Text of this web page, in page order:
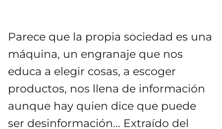
Parece que la propia sociedad es una
máquina, un engranaje que nos
educa a elegir cosas, a escoger
productos, nos llena de información
aunque hay quien dice que puede
ser desinformación... Extraído del